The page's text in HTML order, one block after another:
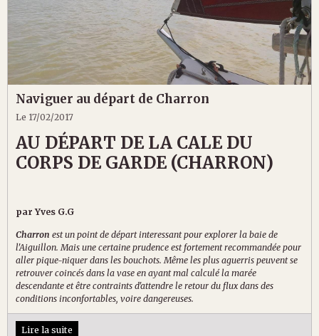
Naviguer au départ de Charron
Le 17/02/2017
AU DÉPART DE LA CALE DU
CORPS DE GARDE (CHARRON)
par Yves G.G
Charron est un point de départ interessant pour explorer la baie de
l'Aiguillon. Mais une certaine prudence est fortement recommandée pour
aller pique-niquer dans les bouchots. Même les plus aguerris peuvent se
retrouver coincés dans la vase en ayant mal calculé la marée
descendante et être contraints d'attendre le retour du flux dans des
conditions inconfortables, voire dangereuses.
Lire la suite